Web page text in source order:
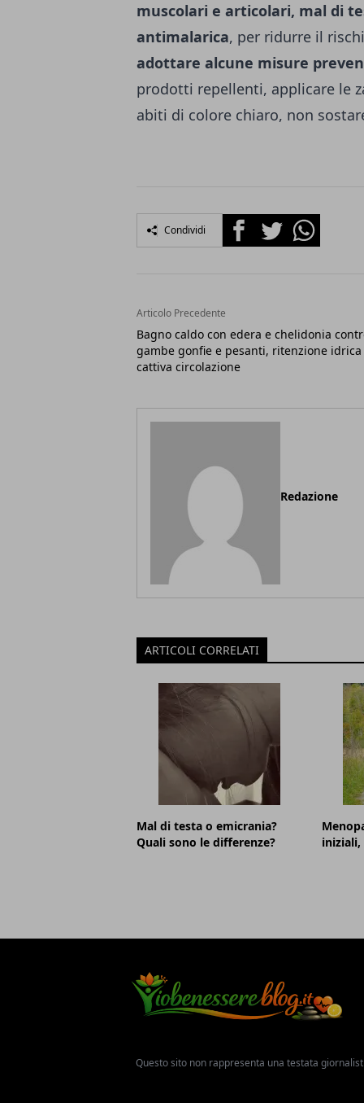
muscolari e articolari, mal di
antimalarica, per ridurre il
adottare alcune misure
prodotti repellenti, applicare le
abiti di colore chiaro, non
Condividi FacebookTwitterWhatsapp
Articolo Precedente
Bagno caldo con edera e chelidonia
gambe gonfie e pesanti, ritenzione idrica
cattiva circolazione
Redazione
ARTICOLI CORRELATI
Mal di testa o emicrania?
Quali sono le differenze?
iniziali,
Questo sito non rappresenta una testata